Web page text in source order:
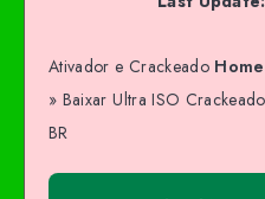
Ativador e Crackeado Home
» Baixar Ultra ISO
BR